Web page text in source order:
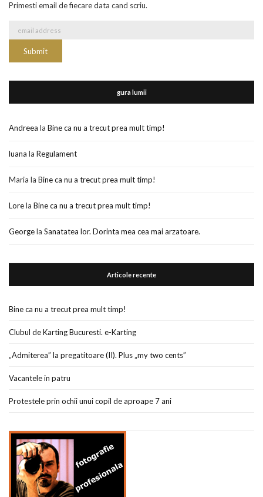
Primesti email de fiecare data cand scriu.
gura lumii
Andreea la Bine ca nu a trecut prea mult timp!
luana la Regulament
Maria la Bine ca nu a trecut prea mult timp!
Lorela Bine ca nu a trecut prea mult timp!
Georgela Sanatatea lor. Dorinta mea cea mai arzatoare.
Articole recente
Bine ca nu a trecut prea mult timp!
Clubul de Karting Bucuresti. e-Karting
„Admiterea” la pregatitoare (II). Plus „my two cents”
Vacantele in patru
Protestele prin ochii unui copil de aproape 7 ani